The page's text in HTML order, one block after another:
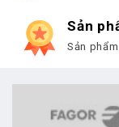
Sản
Sản